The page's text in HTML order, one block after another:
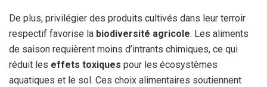
De plus, privilégier des produits cultivés dans leur terroir
respectif favorise la biodiversité agricole. Les aliments
de saison requièrent moins d’intrants chimiques, ce qui
réduit les effets toxiques pour les écosystèmes
aquatiques et le sol. Ces choix alimentaires soutiennent